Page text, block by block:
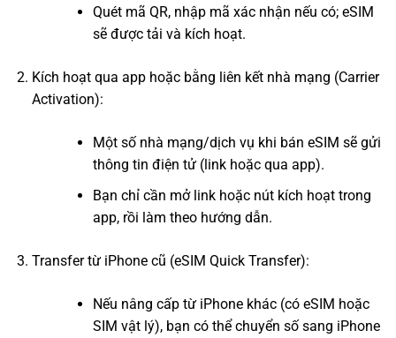
Quét mã QR, nhập mã xác nhận nếu có; eSIM
sẽ được tải và kích hoạt.
Kích hoạt qua app hoặc bằng liên kết nhà mạng (Carrier
Activation):
Một số nhà mạng/dịch vụ khi bán eSIM sẽ gửi
thông tin điện tử (link hoặc qua app).
Bạn chỉ cần mở link hoặc nút kích hoạt trong
app, rồi làm theo hướng dẫn.
Transfer từ iPhone cũ (eSIM Quick Transfer):
Nếu nâng cấp từ iPhone khác (có eSIM hoặc
SIM vật lý), bạn có thể chuyển số sang iPhone